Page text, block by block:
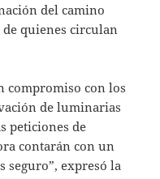
del camino
quienes circulan
compromiso con los
de luminarias
peticiones de
contarán con un
expresó la